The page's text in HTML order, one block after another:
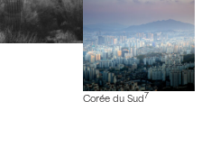
Corée du Sud 7